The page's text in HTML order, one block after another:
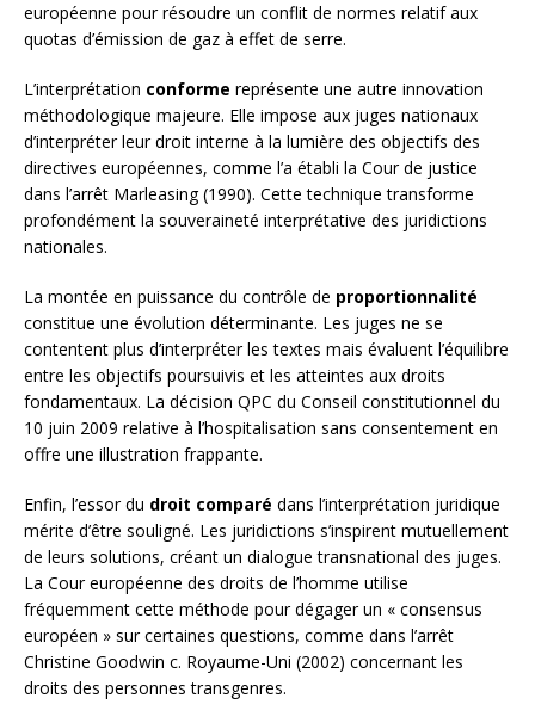
européenne pour résoudre un conflit de normes relatif aux
quotas d’émission de gaz à effet de serre.
L’interprétation conforme représente une autre innovation
méthodologique majeure. Elle impose aux juges nationaux
d’interpréter leur droit interne à la lumière des objectifs des
directives européennes, comme l’a établi la Cour de justice
dans l’arrêt Marleasing (1990). Cette technique transforme
profondément la souveraineté interprétative des juridictions
nationales.
La montée en puissance du contrôle de proportionnalité
constitue une évolution déterminante. Les juges ne se
contentent plus d’interpréter les textes mais évaluent l’équilibre
entre les objectifs poursuivis et les atteintes aux droits
fondamentaux. La décision QPC du Conseil constitutionnel du
10 juin 2009 relative à l’hospitalisation sans consentement en
offre une illustration frappante.
Enfin, l’essor du droit comparé dans l’interprétation juridique
mérite d’être souligné. Les juridictions s’inspirent mutuellement
de leurs solutions, créant un dialogue transnational des juges.
La Cour européenne des droits de l’homme utilise
fréquemment cette méthode pour dégager un « consensus
européen » sur certaines questions, comme dans l’arrêt
Christine Goodwin c. Royaume-Uni (2002) concernant les
droits des personnes transgenres.